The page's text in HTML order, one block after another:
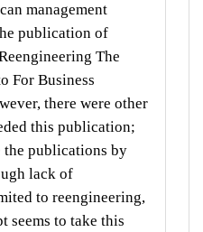
management
publication of
The
For Business
there were other
this publication;
the publications by
lack of
to reengineering,
seems to take this